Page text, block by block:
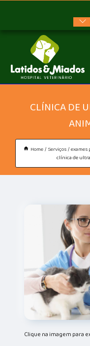
CLÍNICA DE
Home Serviços exames
clínica de
Clique na imagem para